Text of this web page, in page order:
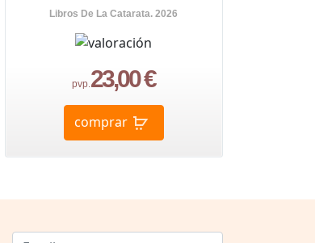
Libros De La Catarata. 2026
pvp.23,00 €
comprar